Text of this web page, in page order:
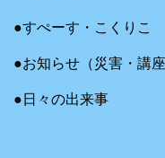
●すぺーす・こくりこ
●お知らせ（災害・講座
●日々の出来事